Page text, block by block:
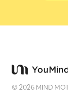
©2026 MIND